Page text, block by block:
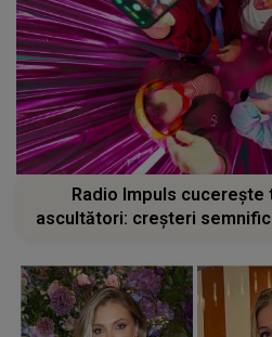
Radio Impuls cucerește
ascultători: creșteri